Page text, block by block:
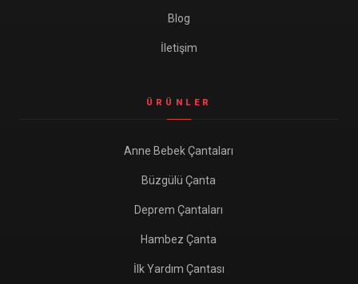
Blog
İletişim
ÜRÜNLER
Anne Bebek Çantaları
Büzgülü Çanta
Deprem Çantaları
Hambez Çanta
İlk Yardım Çantası